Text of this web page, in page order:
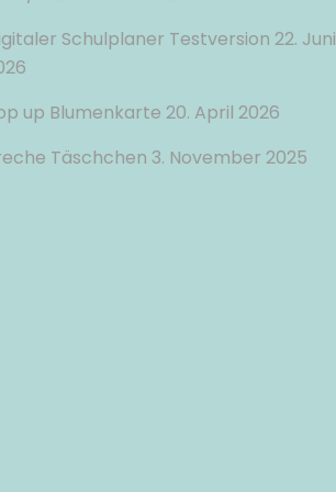
Schulplaner Testversion 22. Juni
up Blumenkarte 20. April 2026
Täschchen 3. November 2025